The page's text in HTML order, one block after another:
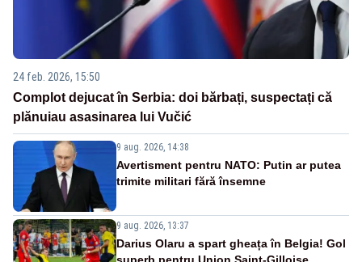
24 feb. 2026, 15:50
Complot dejucat în Serbia: doi bărbați, suspectați că
plănuiau asasinarea lui Vučić
9 aug. 2026, 14:38
Avertisment pentru NATO: Putin ar putea
trimite militari fără însemne
9 aug. 2026, 13:37
Darius Olaru a spart gheața în Belgia! Gol